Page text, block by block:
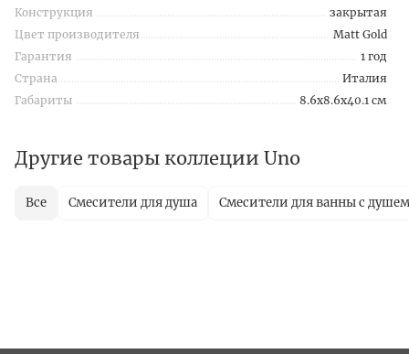
Конструкция
закрытая
Цвет производителя
Matt Gold
Гарантия
1 год
Страна
Италия
Габариты
8.6x8.6x40.1 см
Другие товары коллеции Uno
Все Смесители для душа Смесители для ванны с душем